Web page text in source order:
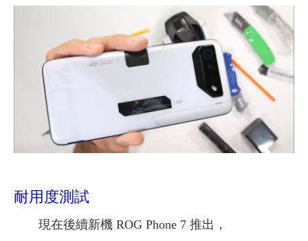
耐用度測試
現在後續新機 ROG Phone 7 推出，